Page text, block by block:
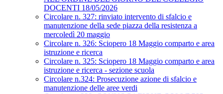
DOCENTI 18/05/2026
Circolare n. 327: rinviato intervento di sfalcio e
manutenzione della sede piazza della resistenza a
mercoledì 20 maggio
Circolare n. 326: Sciopero 18 Maggio comparto e area
istruzione e ricerca
Circolare n. 325: Sciopero 18 Maggio comparto e area
istruzione e ricerca - sezione scuola
Circolare n.324: Prosecuzione azione di sfalcio e
manutenzione delle aree verdi